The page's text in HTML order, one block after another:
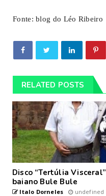
Fonte: blog do Léo Ribeiro
RELATED POSTS
Disco “Tertúlia
baiano Bule Bule
Italo Dorneles undefined